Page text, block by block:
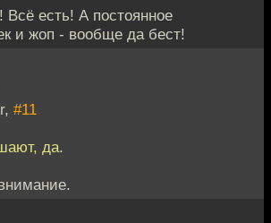
есть! А постоянное
и жоп - вообще да бест!
#11
да.